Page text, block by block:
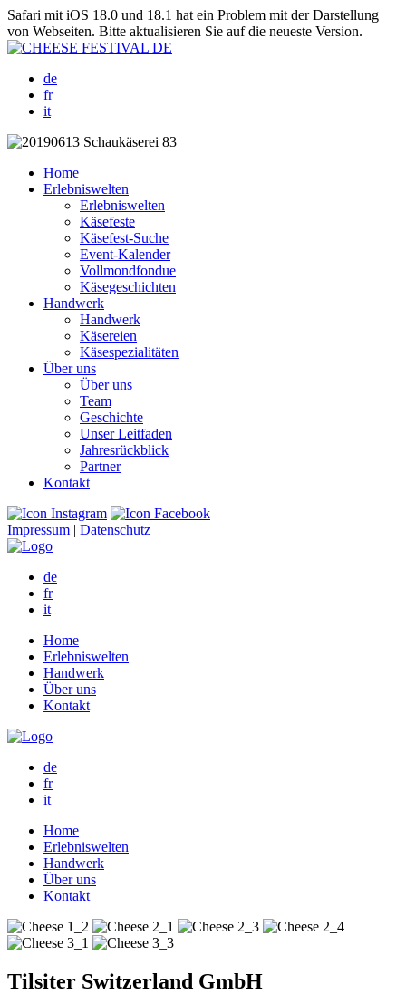
Safari mit iOS 18.0 und 18.1 hat ein Problem mit der Darstellung
von Webseiten. Bitte aktualisieren Sie auf die neueste Version.
de
fr
it
Home
Erlebniswelten
Erlebniswelten
Käsefeste
Käsefest-Suche
Event-Kalender
Vollmondfondue
Käsegeschichten
Handwerk
Handwerk
Käsereien
Käsespezialitäten
Über uns
Über uns
Team
Geschichte
Unser Leitfaden
Jahresrückblick
Partner
Kontakt
Impressum | Datenschutz
de
fr
it
Home
Erlebniswelten
Handwerk
Über uns
Kontakt
de
fr
it
Home
Erlebniswelten
Handwerk
Über uns
Kontakt
Tilsiter Switzerland GmbH